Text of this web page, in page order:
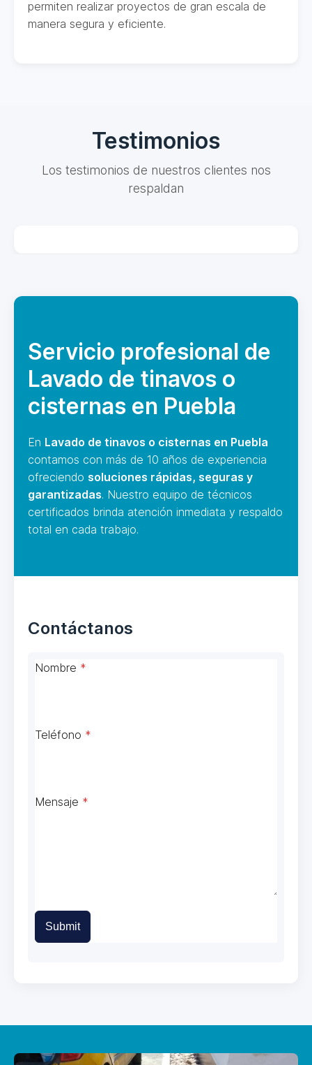
permiten realizar proyectos de gran escala de
manera segura y eficiente.
Testimonios
Los testimonios de nuestros clientes nos
respaldan
Servicio profesional de
Lavado de tinavos o
cisternas en Puebla
En Lavado de tinavos o cisternas en Puebla
contamos con más de 10 años de experiencia
ofreciendo soluciones rápidas, seguras y
garantizadas. Nuestro equipo de técnicos
certificados brinda atención inmediata y respaldo
total en cada trabajo.
Contáctanos
Nombre *
Teléfono *
Mensaje *
Submit